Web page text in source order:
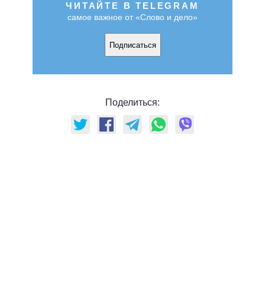
ЧИТАЙТЕ В TELEGRAM
самое важное от «Слово и дело»
Подписаться
Поделиться: